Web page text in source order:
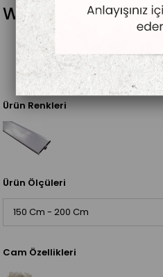
WING
Ürün Renkleri
Ürün Ölçüleri
Cam Özellikleri